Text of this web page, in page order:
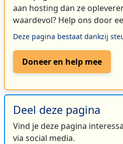
aan hosting dan ze
waardevol? Help ons door
Deze pagina bestaat dankzij
Doneer en help mee
Deel deze pagina
Vind je deze pagina
via social media.